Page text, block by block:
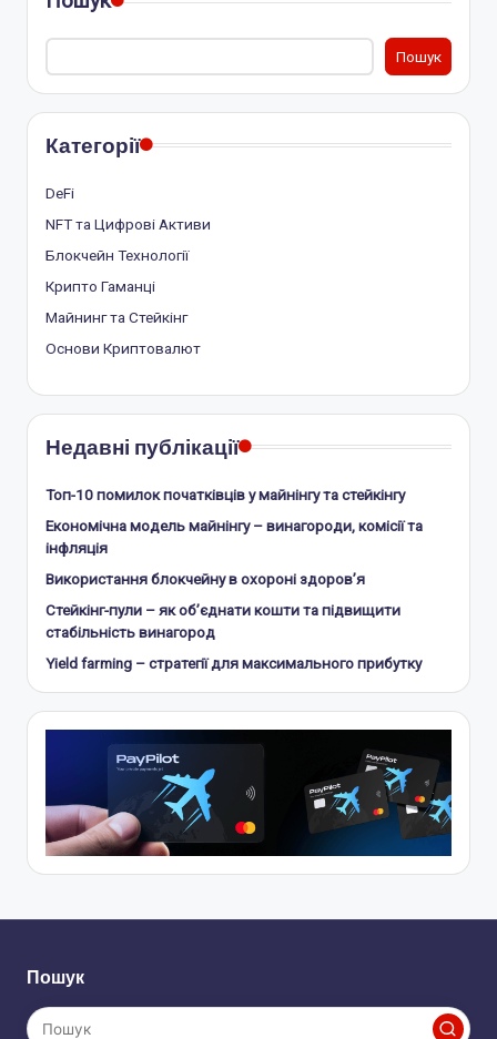
Пошук
Категорії
DeFi
NFT та Цифрові Активи
Блокчейн Технології
Крипто Гаманці
Майнинг та Стейкінг
Основи Криптовалют
Недавні публікації
Топ-10 помилок початківців у майнінгу та стейкінгу
Економічна модель майнінгу – винагороди, комісії та
інфляція
Використання блокчейну в охороні здоров’я
Стейкінг-пули – як об’єднати кошти та підвищити
стабільність винагород
Yield farming – стратегії для максимального прибутку
Пошук